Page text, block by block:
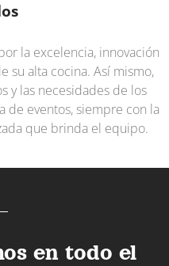
la excelencia, innovación
su alta cocina. Así mismo,
y las necesidades de los
de eventos, siempre con la
que brinda el equipo.
en todo el